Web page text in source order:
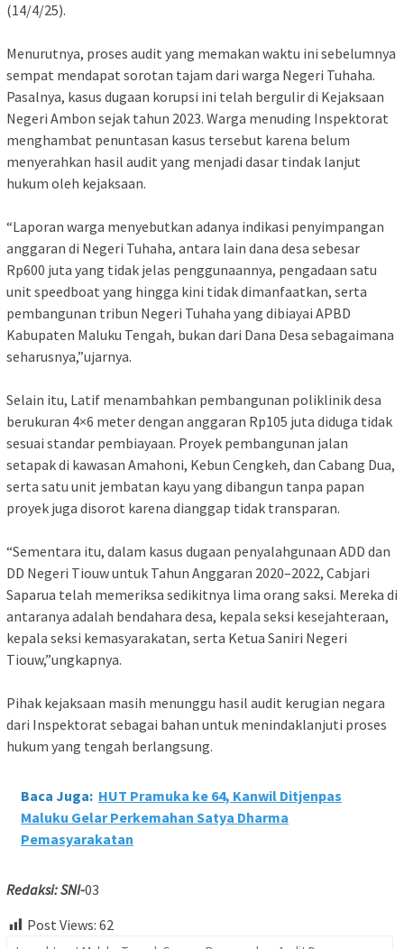
(14/4/25).
Menurutnya, proses audit yang memakan waktu ini sebelumnya
sempat mendapat sorotan tajam dari warga Negeri Tuhaha.
Pasalnya, kasus dugaan korupsi ini telah bergulir di Kejaksaan
Negeri Ambon sejak tahun 2023. Warga menuding Inspektorat
menghambat penuntasan kasus tersebut karena belum
menyerahkan hasil audit yang menjadi dasar tindak lanjut
hukum oleh kejaksaan.
“Laporan warga menyebutkan adanya indikasi penyimpangan
anggaran di Negeri Tuhaha, antara lain dana desa sebesar
Rp600 juta yang tidak jelas penggunaannya, pengadaan satu
unit speedboat yang hingga kini tidak dimanfaatkan, serta
pembangunan tribun Negeri Tuhaha yang dibiayai APBD
Kabupaten Maluku Tengah, bukan dari Dana Desa sebagaimana
seharusnya,”ujarnya.
Selain itu, Latif menambahkan pembangunan poliklinik desa
berukuran 4×6 meter dengan anggaran Rp105 juta diduga tidak
sesuai standar pembiayaan. Proyek pembangunan jalan
setapak di kawasan Amahoni, Kebun Cengkeh, dan Cabang Dua,
serta satu unit jembatan kayu yang dibangun tanpa papan
proyek juga disorot karena dianggap tidak transparan.
“Sementara itu, dalam kasus dugaan penyalahgunaan ADD dan
DD Negeri Tiouw untuk Tahun Anggaran 2020–2022, Cabjari
Saparua telah memeriksa sedikitnya lima orang saksi. Mereka di
antaranya adalah bendahara desa, kepala seksi kesejahteraan,
kepala seksi kemasyarakatan, serta Ketua Saniri Negeri
Tiouw,”ungkapnya.
Pihak kejaksaan masih menunggu hasil audit kerugian negara
dari Inspektorat sebagai bahan untuk menindaklanjuti proses
hukum yang tengah berlangsung.
Baca Juga: HUT Pramuka ke 64, Kanwil Ditjenpas
Maluku Gelar Perkemahan Satya Dharma
Pemasyarakatan
Redaksi: SNI-03
Post Views: 62